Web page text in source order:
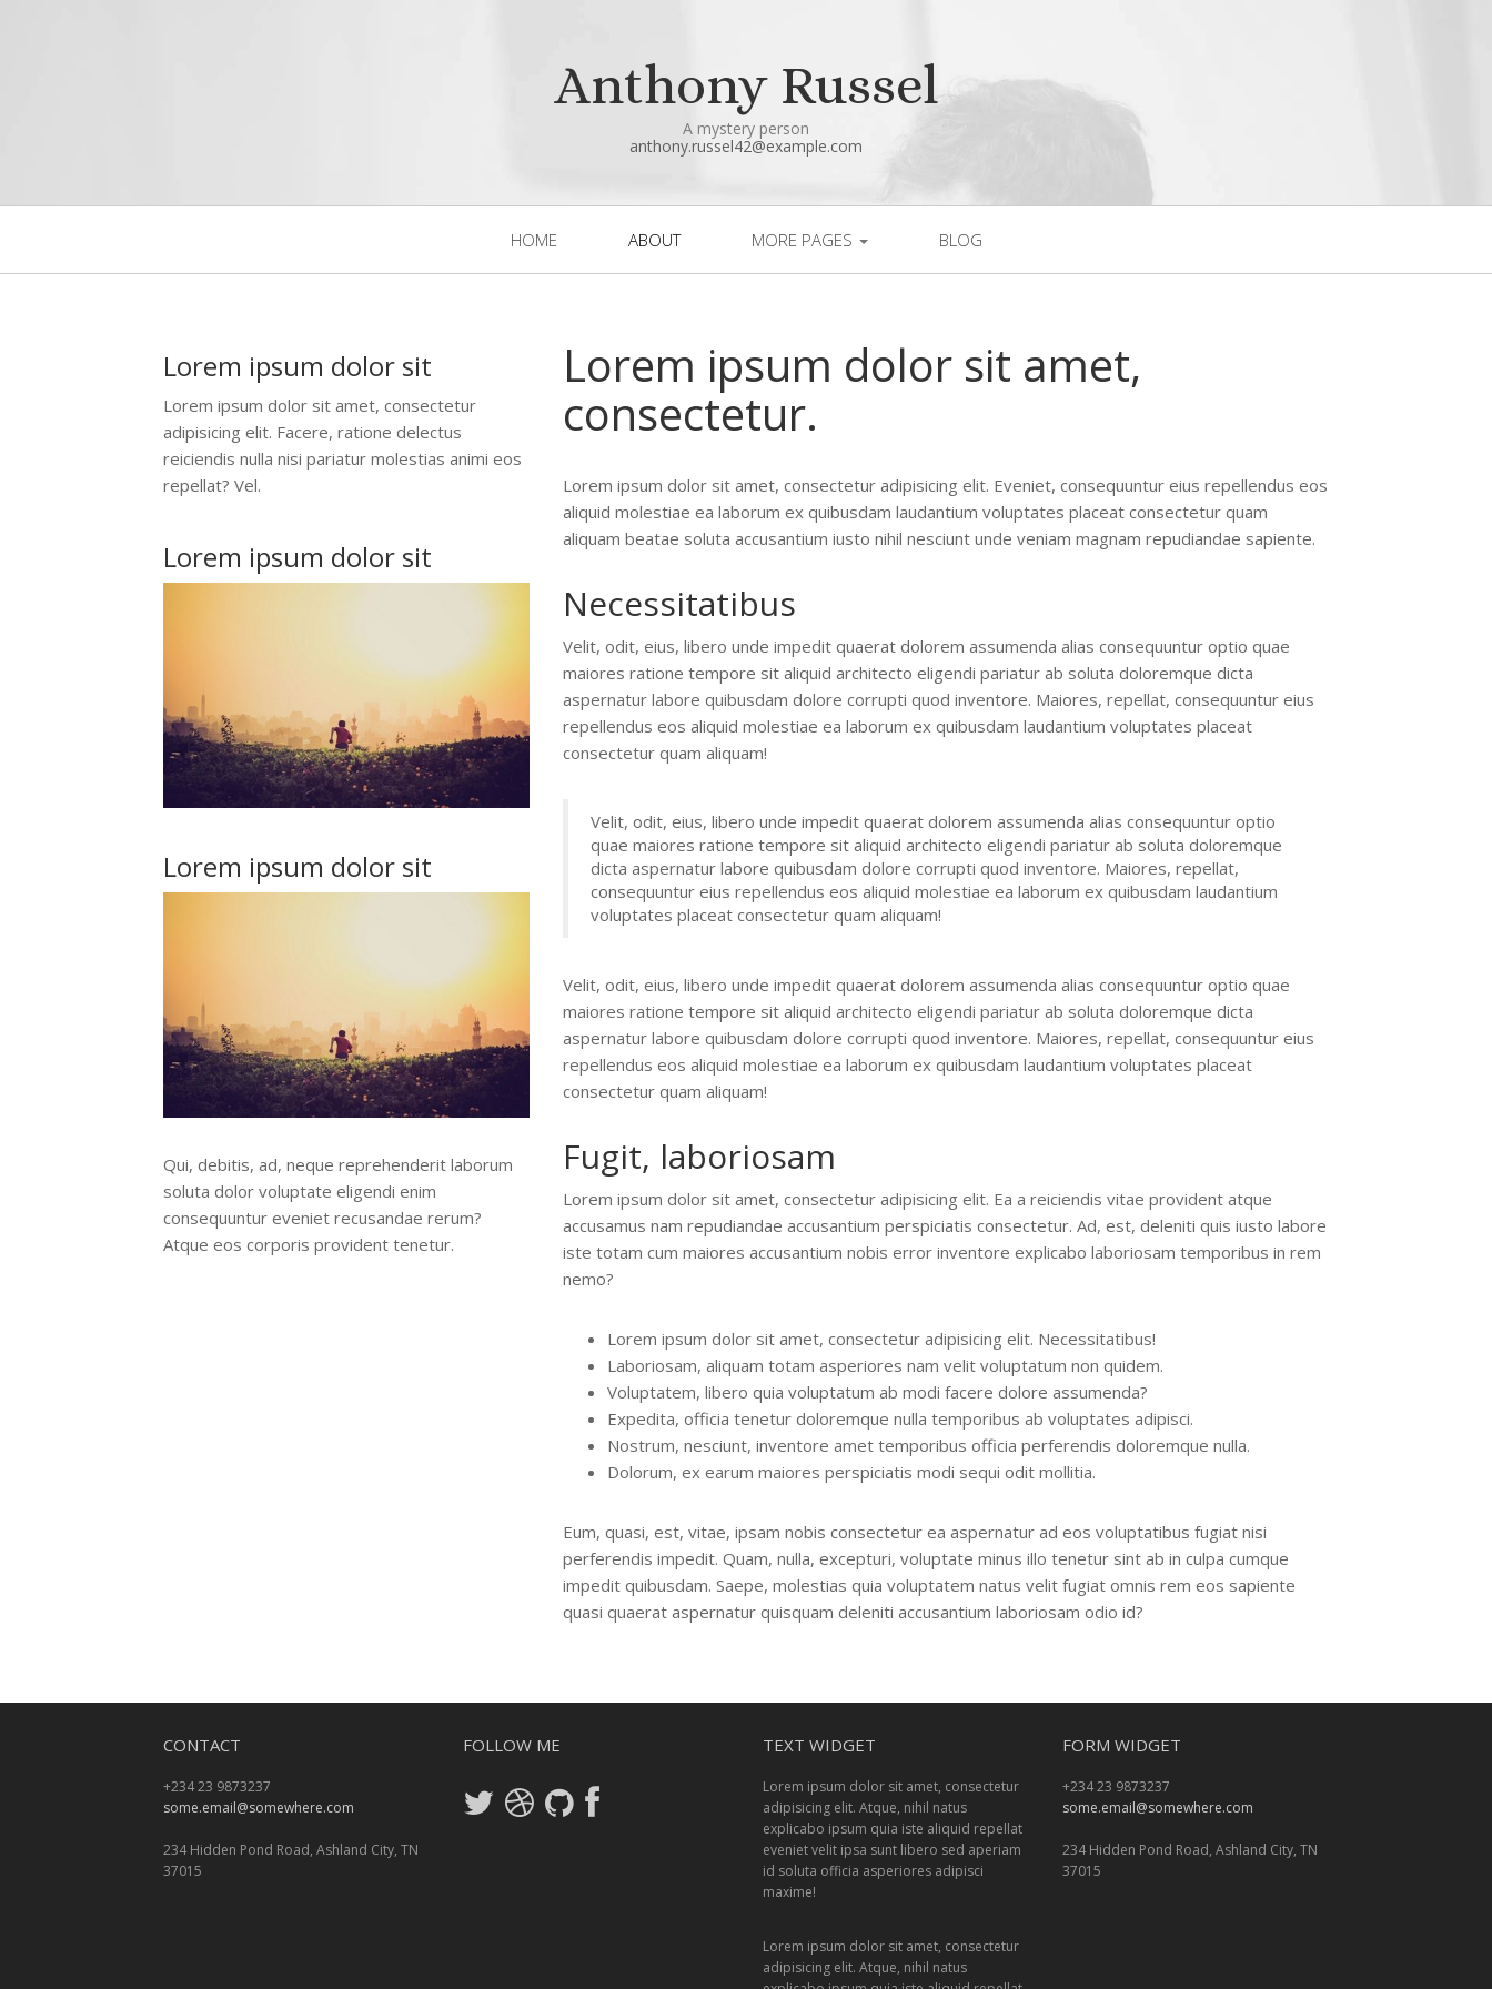
Anthony Russel
A mystery person
anthony.russel42@example.com
HOME ABOUT MORE PAGES BLOG
Lorem ipsum dolor sit
Lorem ipsum dolor sit amet, consectetur
adipisicing elit. Facere, ratione delectus
reiciendis nulla nisi pariatur molestias animi eos
repellat? Vel.
Lorem ipsum dolor sit
Lorem ipsum dolor sit
Qui, debitis, ad, neque reprehenderit laborum
soluta dolor voluptate eligendi enim
consequuntur eveniet recusandae rerum?
Atque eos corporis provident tenetur.
Lorem ipsum dolor sit amet,
consectetur.
Lorem ipsum dolor sit amet, consectetur adipisicing elit. Eveniet, consequuntur eius repellendus eos
aliquid molestiae ea laborum ex quibusdam laudantium voluptates placeat consectetur quam
aliquam beatae soluta accusantium iusto nihil nesciunt unde veniam magnam repudiandae sapiente.
Necessitatibus
Velit, odit, eius, libero unde impedit quaerat dolorem assumenda alias consequuntur optio quae
maiores ratione tempore sit aliquid architecto eligendi pariatur ab soluta doloremque dicta
aspernatur labore quibusdam dolore corrupti quod inventore. Maiores, repellat, consequuntur eius
repellendus eos aliquid molestiae ea laborum ex quibusdam laudantium voluptates placeat
consectetur quam aliquam!
Velit, odit, eius, libero unde impedit quaerat dolorem assumenda alias consequuntur optio
quae maiores ratione tempore sit aliquid architecto eligendi pariatur ab soluta doloremque
dicta aspernatur labore quibusdam dolore corrupti quod inventore. Maiores, repellat,
consequuntur eius repellendus eos aliquid molestiae ea laborum ex quibusdam laudantium
voluptates placeat consectetur quam aliquam!
Velit, odit, eius, libero unde impedit quaerat dolorem assumenda alias consequuntur optio quae
maiores ratione tempore sit aliquid architecto eligendi pariatur ab soluta doloremque dicta
aspernatur labore quibusdam dolore corrupti quod inventore. Maiores, repellat, consequuntur eius
repellendus eos aliquid molestiae ea laborum ex quibusdam laudantium voluptates placeat
consectetur quam aliquam!
Fugit, laboriosam
Lorem ipsum dolor sit amet, consectetur adipisicing elit. Ea a reiciendis vitae provident atque
accusamus nam repudiandae accusantium perspiciatis consectetur. Ad, est, deleniti quis iusto labore
iste totam cum maiores accusantium nobis error inventore explicabo laboriosam temporibus in rem
nemo?
Lorem ipsum dolor sit amet, consectetur adipisicing elit. Necessitatibus!
Laboriosam, aliquam totam asperiores nam velit voluptatum non quidem.
Voluptatem, libero quia voluptatum ab modi facere dolore assumenda?
Expedita, officia tenetur doloremque nulla temporibus ab voluptates adipisci.
Nostrum, nesciunt, inventore amet temporibus officia perferendis doloremque nulla.
Dolorum, ex earum maiores perspiciatis modi sequi odit mollitia.
Eum, quasi, est, vitae, ipsam nobis consectetur ea aspernatur ad eos voluptatibus fugiat nisi
perferendis impedit. Quam, nulla, excepturi, voluptate minus illo tenetur sint ab in culpa cumque
impedit quibusdam. Saepe, molestias quia voluptatem natus velit fugiat omnis rem eos sapiente
quasi quaerat aspernatur quisquam deleniti accusantium laboriosam odio id?
CONTACT
+234 23 9873237
some.email@somewhere.com
234 Hidden Pond Road, Ashland City, TN
37015
FOLLOW ME TEXT WIDGET
Lorem ipsum dolor sit amet, consectetur
adipisicing elit. Atque, nihil natus
explicabo ipsum quia iste aliquid repellat
eveniet velit ipsa sunt libero sed aperiam
id soluta officia asperiores adipisci
maxime!
Lorem ipsum dolor sit amet, consectetur
adipisicing elit. Atque, nihil natus
FORM WIDGET
+234 23 9873237
some.email@somewhere.com
234 Hidden Pond Road, Ashland City, TN
37015